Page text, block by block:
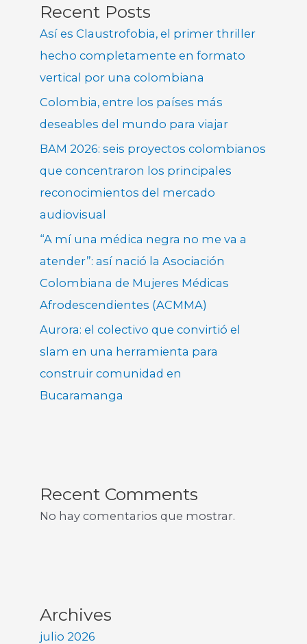
Recent Posts
Así es Claustrofobia, el primer thriller
hecho completamente en formato
vertical por una colombiana
Colombia, entre los países más
deseables del mundo para viajar
BAM 2026: seis proyectos colombianos
que concentraron los principales
reconocimientos del mercado
audiovisual
“A mí una médica negra no me va a
atender”: así nació la Asociación
Colombiana de Mujeres Médicas
Afrodescendientes (ACMMA)
Aurora: el colectivo que convirtió el
slam en una herramienta para
construir comunidad en
Bucaramanga
Recent Comments
No hay comentarios que mostrar.
Archives
julio 2026